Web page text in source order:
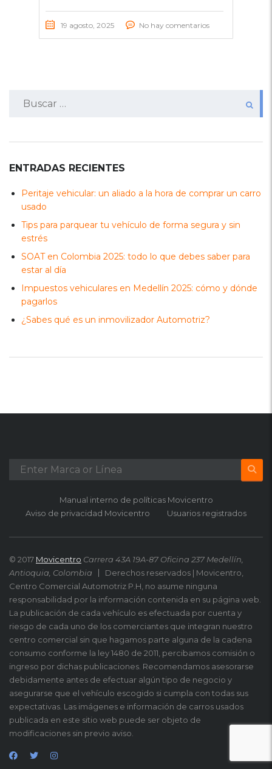
19 agosto, 2025 No hay comentarios
ENTRADAS RECIENTES
Peritaje vehicular: un aliado a la hora de comprar un carro
usado
Tips para parquear tu vehículo de forma segura y sin
estrés
SOAT en Colombia 2025: todo lo que debes saber para
estar al día
Impuestos vehiculares en Medellín 2025: cómo y dónde
pagarlos
¿Sabes qué es un inmovilizador Automotriz?
Manual interno de políticas Movicentro
Aviso de privacidad Movicentro
Usuarios registrados
© 2017 Movicentro Carrera 43A 19A-87 Oficina 237 Medellín,
Antioquia, Colombia
Derechos reservados | Movicentro,
Centro Comercial Automotriz P.H, no asume ninguna
responsabilidad por la información contenida en su página web.
La publicación de cada vehículo es efectuada por cuenta y
riesgo de cada uno de los comerciantes que integran nuestro
centro comercial sin que hagamos parte alguna de la cadena
consumo conforme la ley 1480 de 2011, percibamos comisión o
ingreso por dichas publicaciones. Recomendamos asesorarse
debidamente antes de efectuar algún tipo de negocio y
asegurarse que el vehículo escogido si cumpla con todas sus
expectativas. Las imágenes e información de carros usados
publicada en este sitio web puede ser objeto de
modificaciones sin previo aviso.